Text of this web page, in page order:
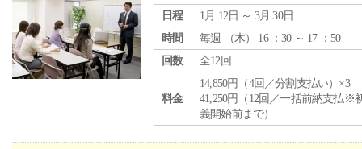
日程
1月 12日 ～ 3月 30日
時間
毎週 （木） 16 ：30 ～ 17 ：50
回数
全12回
料金
14,850円（4回／分割支払い）×3
41,250円（12回／一括前納支払※
義開始前まで）